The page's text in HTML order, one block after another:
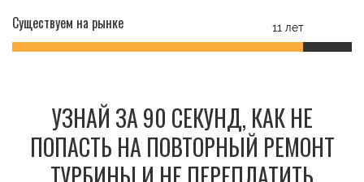
Существуем на рынке 11 лет
УЗНАЙ ЗА 90 СЕКУНД, КАК НЕ
ПОПАСТЬ НА ПОВТОРНЫЙ РЕМОНТ